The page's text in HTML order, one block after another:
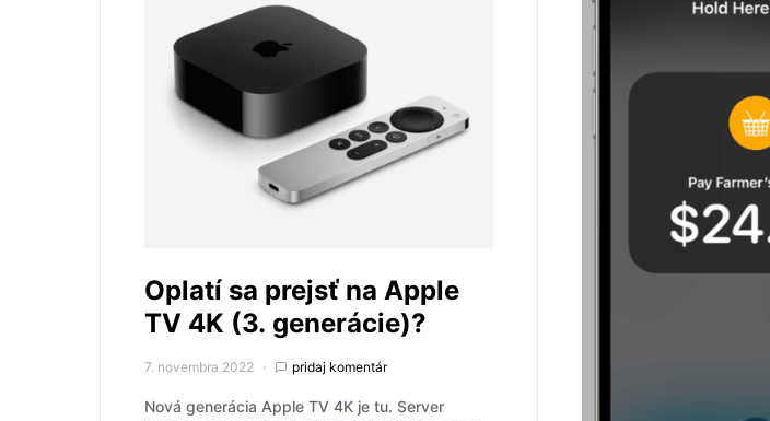
Oplatí sa prejsť na Apple
TV 4K (3. generácie)?
7. novembra 2022 pridaj komentár
Nová generácia Apple TV 4K je tu. Server